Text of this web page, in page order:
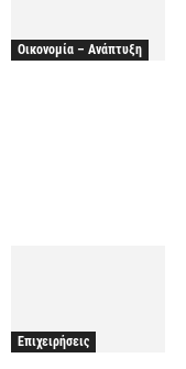
Οικονομία – Ανάπτυξη
Επιχειρήσεις